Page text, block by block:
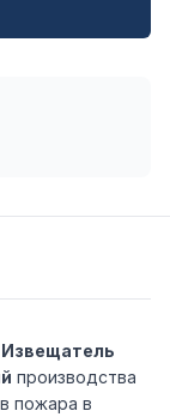
Извещатель
производства
пожара в